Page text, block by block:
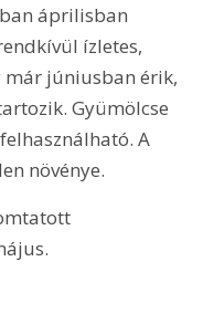
áprilisban
ízletes,
már júniusban érik,
Gyümölcse
A
növénye.